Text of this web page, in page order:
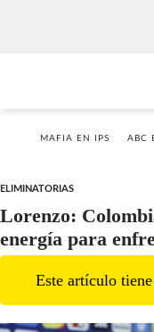
MAFIA EN IPS ABC
ELIMINATORIAS
Lorenzo:
energía para
Este artículo tiene